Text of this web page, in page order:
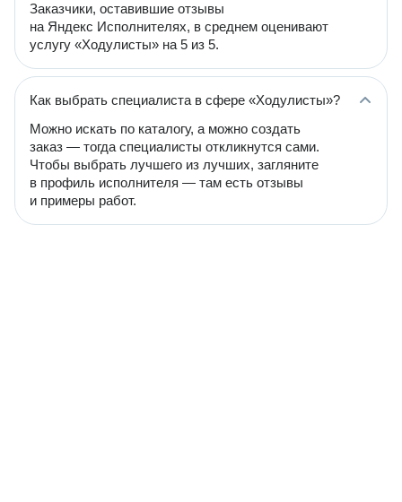
Заказчики, оставившие отзывы
на Яндекс Исполнителях, в среднем оценивают
услугу «Ходулисты» на 5 из 5.
Как выбрать специалиста в сфере «Ходулисты»?
Можно искать по каталогу, а можно создать
заказ — тогда специалисты откликнутся сами.
Чтобы выбрать лучшего из лучших, загляните
в профиль исполнителя — там есть отзывы
и примеры работ.